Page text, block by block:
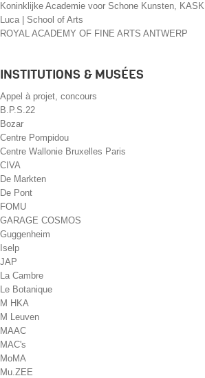
Koninklijke Academie voor Schone Kunsten, KASK
Luca | School of Arts
ROYAL ACADEMY OF FINE ARTS ANTWERP
INSTITUTIONS & MUSÉES
Appel à projet, concours
B.P.S.22
Bozar
Centre Pompidou
Centre Wallonie Bruxelles Paris
CIVA
De Markten
De Pont
FOMU
GARAGE COSMOS
Guggenheim
Iselp
JAP
La Cambre
Le Botanique
M HKA
M Leuven
MAAC
MAC's
MoMA
Mu.ZEE